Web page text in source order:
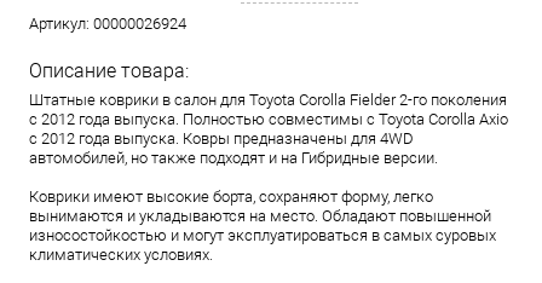
Артикул: 00000026924
Описание товара:
Штатные коврики в салон для Toyota Corolla Fielder 2-го поколения
с 2012 года выпуска. Полностью совместимы с Toyota Corolla Axio
с 2012 года выпуска. Ковры предназначены для 4WD
автомобилей, но также подходят и на Гибридные версии.
Коврики имеют высокие борта, сохраняют форму, легко
вынимаются и укладываются на место. Обладают повышенной
износостойкостью и могут эксплуатироваться в самых суровых
климатических условиях.